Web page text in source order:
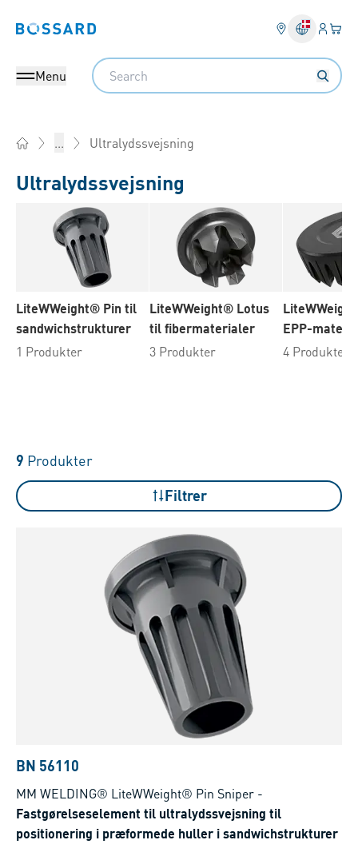
Bossard homepage Log på​
Din
Menu
Search
... Ultralydssvejsning
Ultralydssvejsning
LiteWWeight® Pin til
sandwichstrukturer
1 Produkter
LiteWWeight® Lotus
til fibermaterialer
3 Produkter
EPP-
4 Produkter
9 Produkter
Filtrer
BN 56110
MM WELDING® LiteWWeight® Pin Sniper -
Fastgørelseselement til ultralydssvejsning til
positionering i præformede huller i sandwichstrukturer